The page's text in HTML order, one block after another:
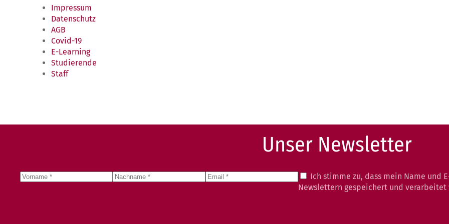
Impressum
Datenschutz
AGB
Covid-19
E-Learning
Studierende
Staff
Unser Newsletter
Ich stimme zu, dass mein Name und
Newslettern gespeichert und verarbeitet